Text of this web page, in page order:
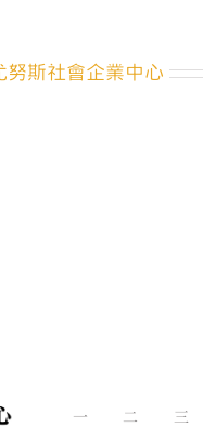
努斯社會企業中心
一 二 三